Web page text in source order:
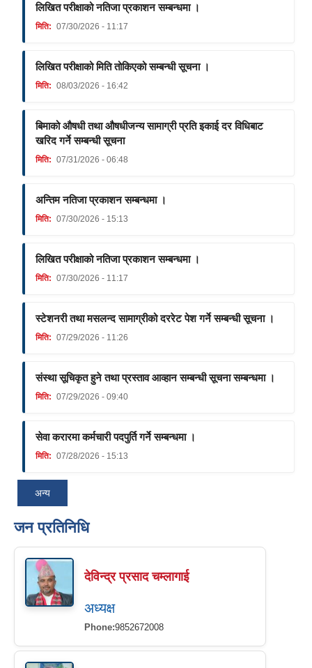
लिखित परीक्षाको नतिजा प्रकाशन सम्बन्धमा ।
मिति: 07/30/2026 - 11:17
लिखित परीक्षाको मिति तोकिएको सम्बन्धी सूचना ।
मिति: 08/03/2026 - 16:42
बिमाको औषधी तथा औषधीजन्य सामाग्री प्रति इकाई दर विधिबाट
खरिद गर्ने सम्बन्धी सूचना
मिति: 07/31/2026 - 06:48
अन्तिम नतिजा प्रकाशन सम्बन्धमा ।
मिति: 07/30/2026 - 15:13
लिखित परीक्षाको नतिजा प्रकाशन सम्बन्धमा ।
मिति: 07/30/2026 - 11:17
स्टेशनरी तथा मसलन्द सामाग्रीको दररेट पेश गर्ने सम्बन्धी सूचना ।
मिति: 07/29/2026 - 11:26
संस्था सूचिकृत हुने तथा प्रस्ताव आव्हान सम्बन्धी सूचना सम्बन्धमा ।
मिति: 07/29/2026 - 09:40
सेवा करारमा कर्मचारी पदपुर्ति गर्ने सम्बन्धमा ।
मिति: 07/28/2026 - 15:13
अन्य
जन प्रतिनिधि
देविन्द्र प्रसाद चम्लागाई
अध्यक्ष
Phone:9852672008